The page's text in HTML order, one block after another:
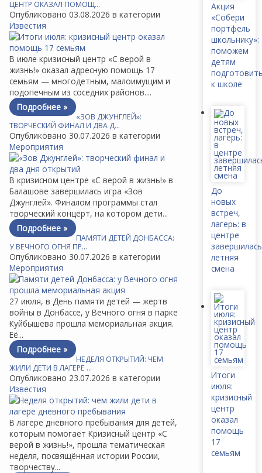
ЦЕНТР ОКАЗАЛ ПОМОЩ…
Опубликовано 03.08.2026 в категории
Известия
В июле кризисный центр «С верой в
жизнь!» оказал адресную помощь 17
семьям — многодетным, малоимущим и
подопечным из соседних районов....
Подробнее »
«ЗОВ ДЖУНГЛЕЙ»:
ТВОРЧЕСКИЙ ФИНАЛ И ДВА Д…
Опубликовано 30.07.2026 в категории
Мероприятия
В кризисном центре «С верой в жизнь!» в
Балашове завершилась игра «Зов
Джунглей». Финалом программы стал
творческий концерт, на котором дети...
Подробнее »
ПАМЯТИ ДЕТЕЙ ДОНБАССА:
У ВЕЧНОГО ОГНЯ ПР…
Опубликовано 30.07.2026 в категории
Мероприятия
27 июля, в День памяти детей — жертв
войны в Донбассе, у Вечного огня в парке
Куйбышева прошла мемориальная акция.
Её...
Подробнее »
НЕДЕЛЯ ОТКРЫТИЙ: ЧЕМ
ЖИЛИ ДЕТИ В ЛАГЕРЕ …
Опубликовано 23.07.2026 в категории
Известия
В лагере дневного пребывания для детей,
которым помогает Кризисный центр «С
верой в жизнь!», прошла тематическая
неделя, посвящённая истории России,
творчеству...
Акция
«Собери
портфель
школьнику»:
поможем
детям
к школе
До
новых
встреч,
лагерь: в
центре
завершилась
летняя
смена
Итоги
июля:
кризисный
центр
оказал
помощь
17
семьям